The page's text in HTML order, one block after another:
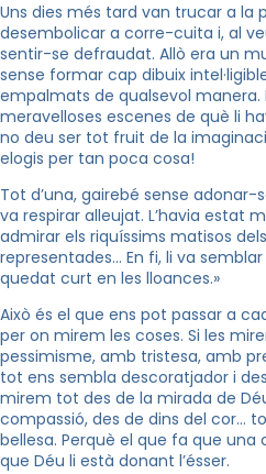
Uns dies més tard van trucar a la
desembolicar a corre-cuita i, al
sentir-se defraudat. Allò era un
sense formar cap dibuix
empalmats de qualsevol manera.
meravelloses escenes de què li
no deu ser tot fruit de la
elogis per tan poca cosa!
Tot d’una, gairebé sense adonar-
va respirar alleujat. L’havia estat
admirar els riquíssims matisos
representades… En fi, li va
quedat curt en les lloances.»
Això és el que ens pot passar a
per on mirem les coses. Si les
pessimisme, amb tristesa, amb
tot ens sembla descoratjador i
mirem tot des de la mirada de
compassió, des de dins del cor…
bellesa. Perquè el que fa que una
que Déu li està donant l’ésser.